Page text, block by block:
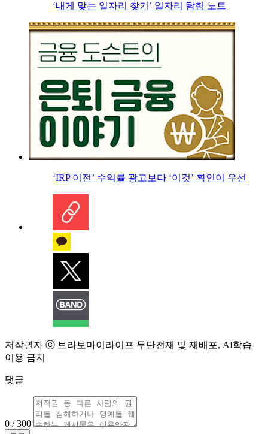
‘내게 맞는 일자리 찾기’ 일자리 탐험 노트
‘IRP 이전’ 수익률 광고보다 ‘이것’ 확인이 우선
저작권자 ⓒ 브라보마이라이프 무단전재 및 재배포, AI학습
이용 금지
댓글
0 / 300